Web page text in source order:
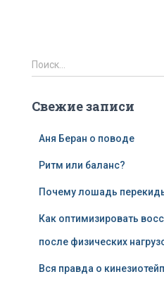
Н
а
т
Поиск…
Свежие записи
Аня Беран о поводе
Ритм или баланс?
Почему лошадь
Как оптимизировать
после физических
Вся правда о